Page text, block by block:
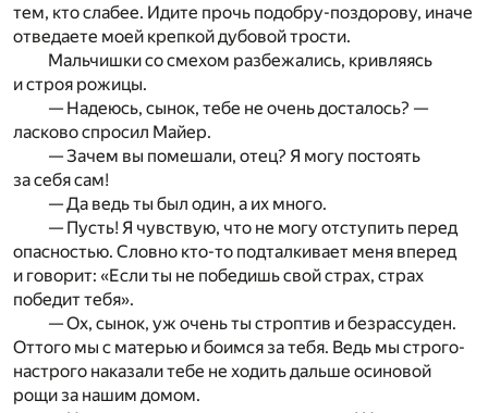
тем, кто слабее. Идите прочь подобру-поздорову, иначе
отведаете моей крепкой дубовой трости.
Мальчишки со смехом разбежались, кривляясь
и строя рожицы.
— Надеюсь, сынок, тебе не очень досталось? —
ласково спросил Майер.
— Зачем вы помешали, отец? Я могу постоять
за себя сам!
— Да ведь ты был один, а их много.
— Пусть! Я чувствую, что не могу отступить перед
опасностью. Словно кто-то подталкивает меня вперед
и говорит: «Если ты не победишь свой страх, страх
победит тебя».
— Ох, сынок, уж очень ты строптив и безрассуден.
Оттого мы с матерью и боимся за тебя. Ведь мы строго-
настрого наказали тебе не ходить дальше осиновой
рощи за нашим домом.